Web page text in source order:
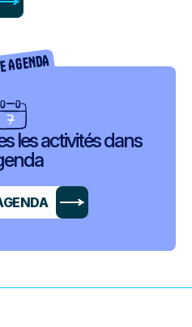
AGENDA
les activités dans